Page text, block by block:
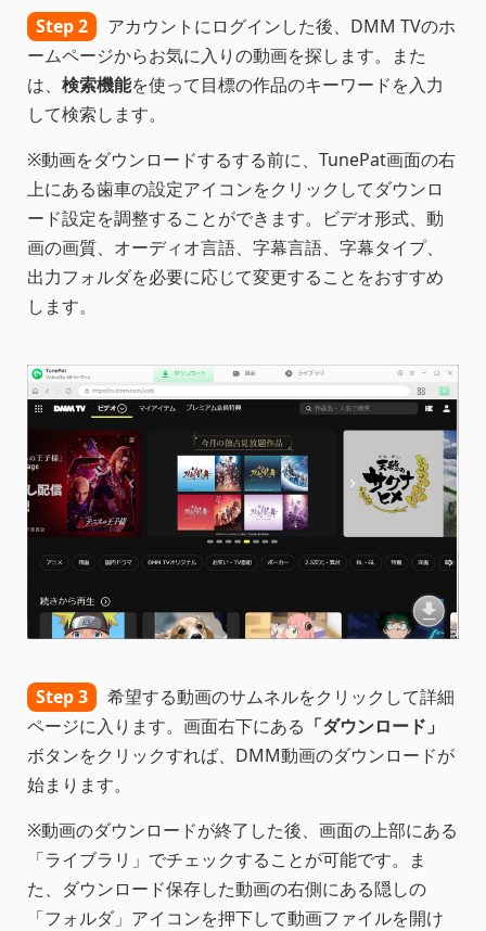
Step 2
アカウントにログインした後、DMM TVのホ
ームページからお気に入りの動画を探します。また
は、 検索機能を使って目標の作品のキーワードを入力
して検索します。
※動画をダウンロードするする前に、TunePat画面の右
上にある歯車の設定アイコンをクリックしてダウンロ
ード設定を調整することができます。ビデオ形式、動
画の画質、オーディオ言語、字幕言語、字幕タイプ、
出力フォルダを必要に応じて変更することをおすすめ
します。
Step 3
希望する動画のサムネルをクリックして詳細
ページに入ります。画面右下にある 「ダウンロード」
ボタンをクリックすれば、DMM動画のダウンロードが
始まります。
※動画のダウンロードが終了した後、画面の上部にある
「ライブラリ」でチェックすることが可能です。ま
た、ダウンロード保存した動画の右側にある隠しの
「フォルダ」アイコンを押下して動画ファイルを開け